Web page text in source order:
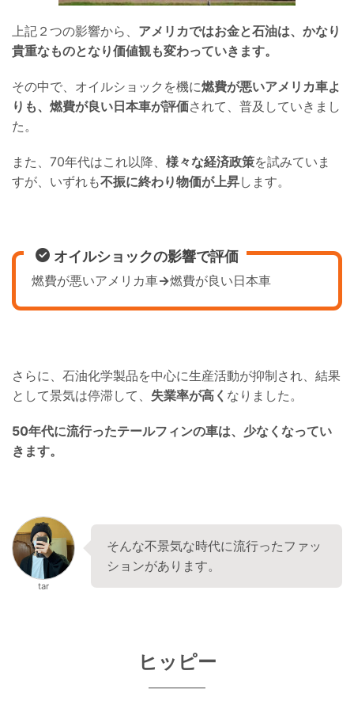
上記２つの影響から、 アメリカではお金と石油は、かなり
貴重なものとなり価値観も変わっていきます。
その中で、オイルショックを機に燃費が悪いアメリカ車よ
りも、燃費が良い日本車が評価されて、普及していきまし
た。
また、70年代はこれ以降、 様々な経済政策を試みていま
すが、いずれも不振に終わり物価が上昇します。
オイルショックの影響で評価
燃費が悪いアメリカ車→燃費が良い日本車
さらに、石油化学製品を中心に生産活動が抑制され、結果
として景気は停滞して、 失業率が高く なりました。
50年代に流行ったテールフィンの車は、少なくなってい
きます。
tar
そんな不景気な時代に流行ったファッ
ションがあります。
ヒッピー